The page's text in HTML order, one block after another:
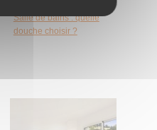
Salle de bains : quelle
douche choisir ?